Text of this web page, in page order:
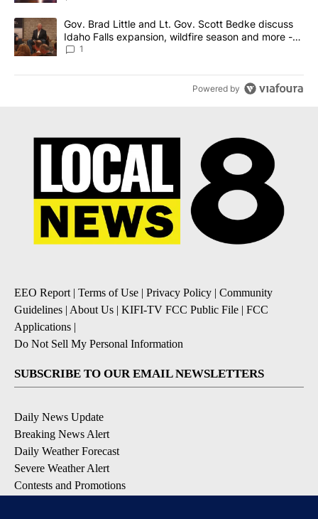
A trending article titled "Gov. Brad Little and Lt. Gov. Scott
Gov. Brad Little and Lt. Gov. Scott Bedke discuss
Idaho Falls expansion, wildfire season and more -
Local News 8
1
Powered by
EEO Report| Terms of Use | Privacy Policy | Community
Guidelines | About Us | KIFI-TV FCC Public File | FCC
Applications |
Do Not Sell My Personal Information
SUBSCRIBE TO OUR EMAIL NEWSLETTERS
Daily News Update
Breaking News Alert
Daily Weather Forecast
Severe Weather Alert
Contests and Promotions